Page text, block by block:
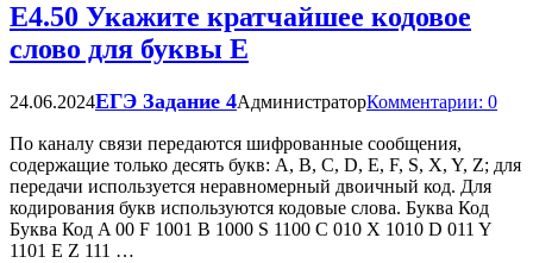
Е4.50 Укажите кратчайшее кодовое
слово для буквы E
24.06.2024ЕГЭ Задание 4АдминистраторКомментарии: 0
По каналу связи передаются шифрованные сообщения,
содержащие только десять букв: A, B, C, D, E, F, S, X, Y, Z; для
передачи используется неравномерный двоичный код. Для
кодирования букв используются кодовые слова. Буква Код
Буква Код A 00 F 1001 B 1000 S 1100 C 010 X 1010 D 011 Y
1101 E Z 111 …